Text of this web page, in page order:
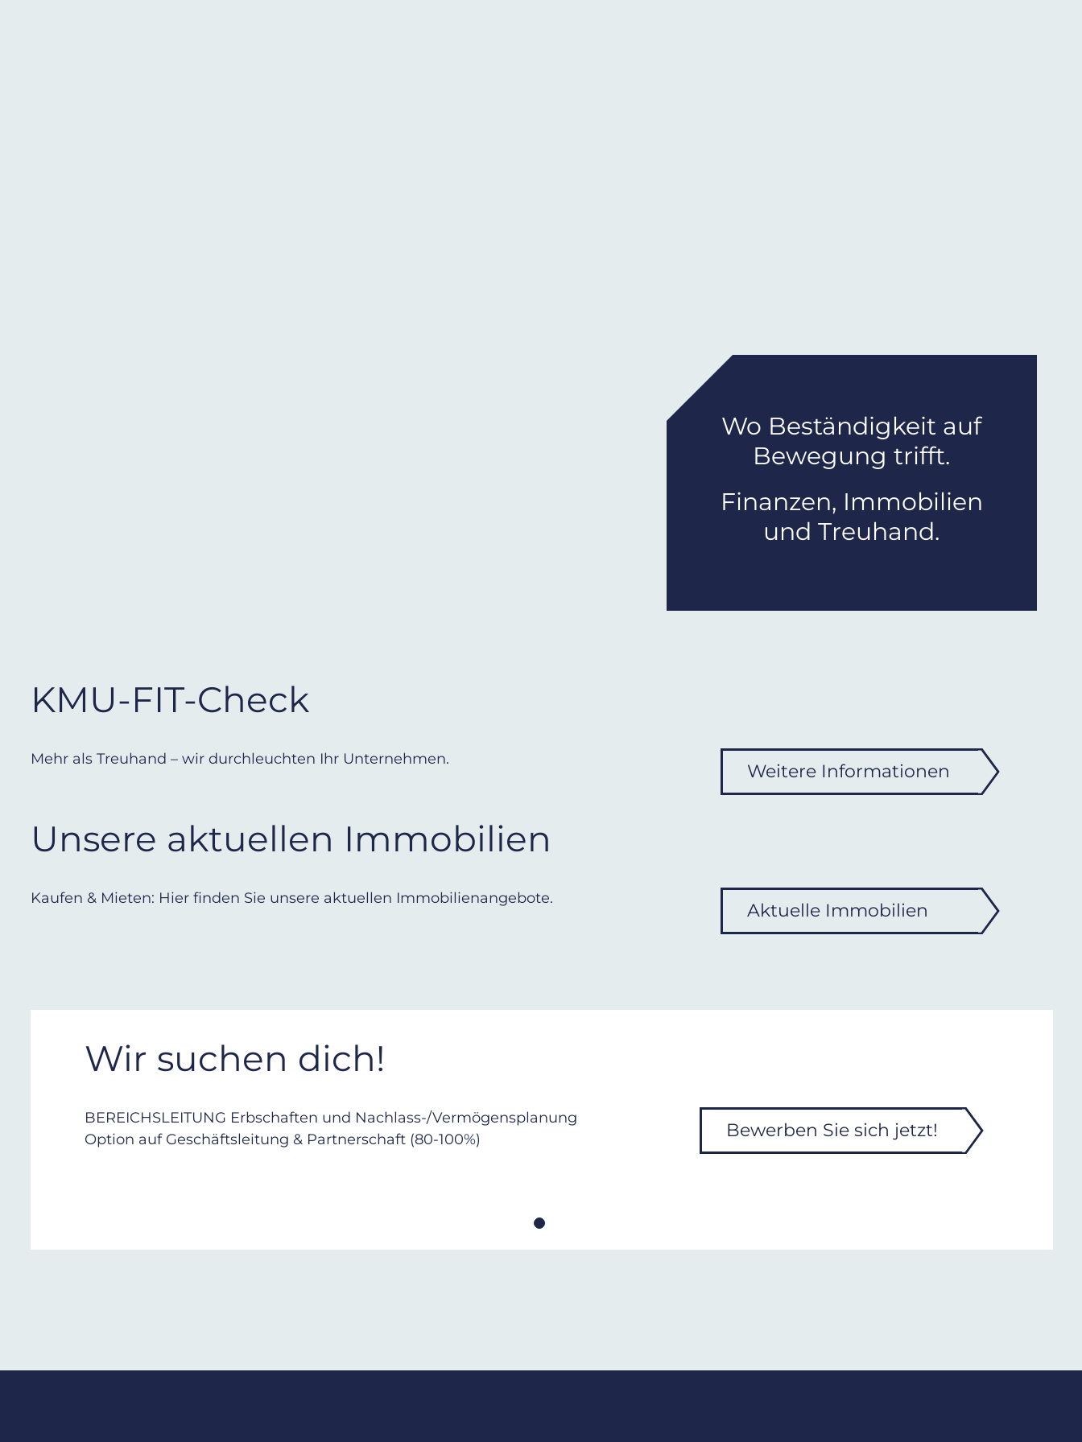
Wo Beständigkeit auf
Bewegung trifft.
Finanzen, Immobilien
und Treuhand.
KMU-FIT-Check
Mehr als Treuhand – wir durchleuchten Ihr Unternehmen.
Weitere Informationen
Unsere aktuellen Immobilien
Kaufen & Mieten: Hier finden Sie unsere aktuellen Immobilienangebote.
Aktuelle Immobilien
Wir suchen dich!
BEREICHSLEITUNG Erbschaften und Nachlass-/Vermögensplanung
Option auf Geschäftsleitung & Partnerschaft (80-100%)
Bewerben Sie sich jetzt!